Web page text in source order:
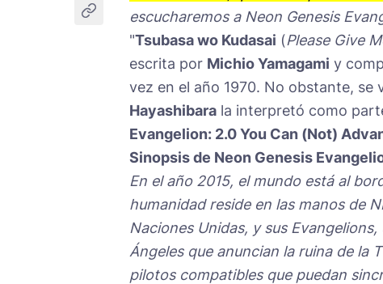
escucharemos a Neon Genesis
"Tsubasa wo Kudasai (Please Give
escrita por Michio Yamagami y
vez en el año 1970. No obstante,
Hayashibara la interpretó como
Evangelion: 2.0 You Can (Not)
Sinopsis de Neon Genesis
En el año 2015, el mundo está al
humanidad reside en las manos de
Naciones Unidas, y sus
Ángeles que anuncian la ruina de la
pilotos compatibles que puedan